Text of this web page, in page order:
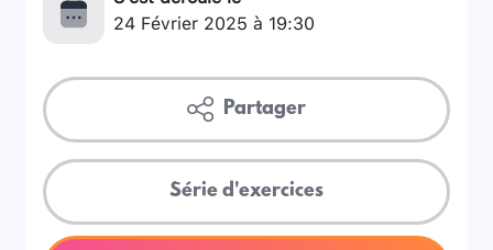
24 Février 2025 à 19:30
Partager
Série d'exercices